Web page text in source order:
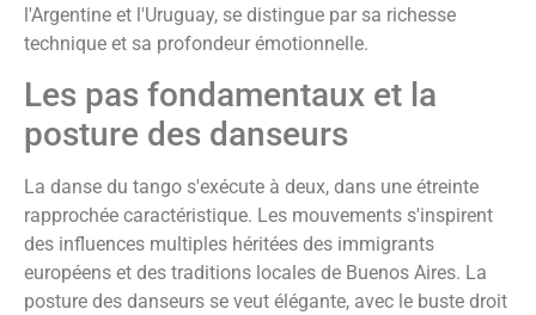
l'Argentine et l'Uruguay, se distingue par sa richesse
technique et sa profondeur émotionnelle.
Les pas fondamentaux et la
posture des danseurs
La danse du tango s'exécute à deux, dans une étreinte
rapprochée caractéristique. Les mouvements s'inspirent
des influences multiples héritées des immigrants
européens et des traditions locales de Buenos Aires. La
posture des danseurs se veut élégante, avec le buste droit